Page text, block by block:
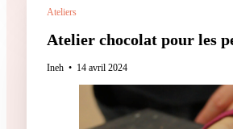
Ateliers
Atelier chocolat pour les
Ineh 14 avril 2024